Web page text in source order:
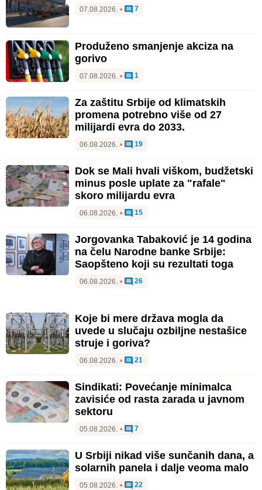
07.08.2026. • 7
Produženo smanjenje akciza na
gorivo
07.08.2026. • 1
Za zaštitu Srbije od klimatskih
promena potrebno više od 27
milijardi evra do 2033.
06.08.2026. • 19
Dok se Mali hvali viškom, budžetski
minus posle uplate za "rafale"
skoro milijardu evra
06.08.2026. • 15
Jorgovanka Tabaković je 14 godina
na čelu Narodne banke Srbije:
Saopšteno koji su rezultati toga
06.08.2026. • 26
Koje bi mere država mogla da
uvede u slučaju ozbiljne nestašice
struje i goriva?
06.08.2026. • 21
Sindikati: Povećanje minimalca
zavisiće od rasta zarada u javnom
sektoru
05.08.2026. • 7
U Srbiji nikad više sunčanih dana, a
solarnih panela i dalje veoma malo
05.08.2026. • 22